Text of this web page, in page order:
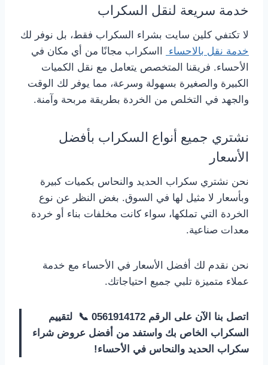
خدمة سريعة لنقل السكراب
لا تكتفي كلين سايت بشراء السكراب فقط، بل نوفر لك
خدمة نقل بالاحساء
ااسكراب مجانًا من أي مكان في
الأحساء. فريقنا المتخصص يتعامل مع نقل الكميات
الكبيرة والصغيرة بسهولة وسرعة، مما يوفر لك الوقت
والجهد في التخلص من الخردة بطريقة مربحة وآمنة.
نشتري جميع أنواع السكراب بأفضل
الأسعار
نحن نشتري سكراب الحديد والنحاس بكميات كبيرة
وبأسعار لا مثيل لها في السوق. بغض النظر عن نوع
الخردة التي تملكها، سواء كانت مخلفات بناء أو خردة
معدات صناعية.
نحن نقدم لك أفضل الأسعار في الأحساء مع خدمة
عملاء متميزة تلبي جميع احتياجاتك.
اتصل بنا الآن على الرقم 0561914172 📞 لتقييم
السكراب الخاص بك واستفد من أفضل عروض شراء
سكراب الحديد والنحاس في الأحساء!